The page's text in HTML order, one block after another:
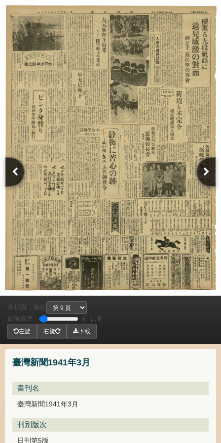
臺灣新聞1941年3月
書刊名
臺灣新聞1941年3月
刊別版次
日刊第5版
共 10頁，
前往
影像倍率
x 1.0
左旋 右旋 下載